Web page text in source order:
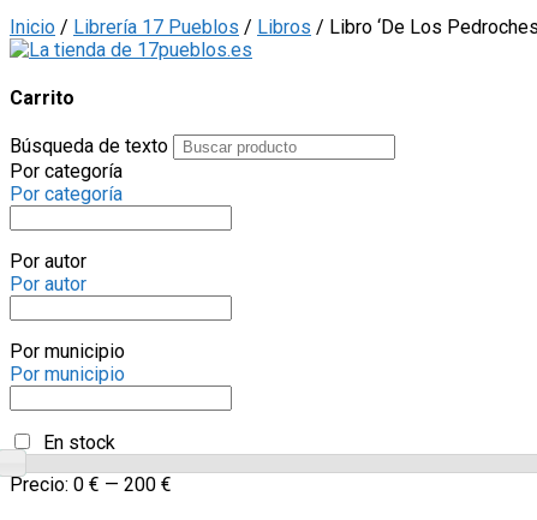
Inicio / Librería 17 Pueblos / Libros / Libro ‘De Los
Carrito
Búsqueda de texto
Por categoría
Por categoría
Por autor
Por autor
Por municipio
Por municipio
En stock
Precio: 0 € — 200 €